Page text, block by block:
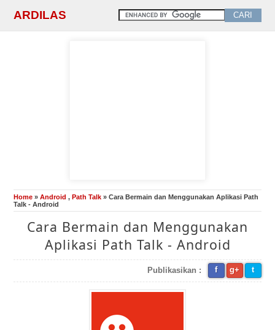
ARDILAS
Home »Android ,Path Talk » Cara Bermain dan Menggunakan Aplikasi Path
Talk - Android
Cara Bermain dan Menggunakan
Aplikasi Path Talk - Android
f g+ t
Publikasikan :